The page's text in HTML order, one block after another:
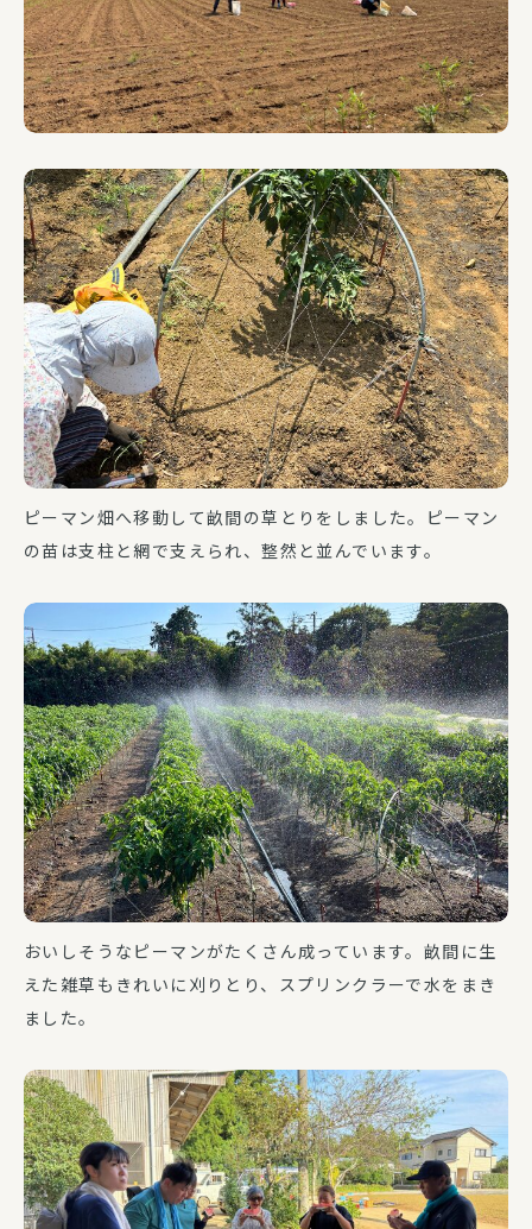
ピーマン畑へ移動して畝間の草とりをしました。ピーマン
の苗は支柱と網で支えられ、整然と並んでいます。
おいしそうなピーマンがたくさん成っています。畝間に生
えた雑草もきれいに刈りとり、スプリンクラーで水をまき
ました。